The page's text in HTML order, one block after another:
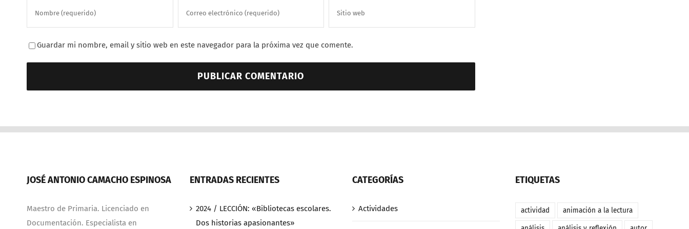
Guardar mi nombre, email y sitio web en este navegador para la próxima vez que comente.
JOSÉ ANTONIO CAMACHO ESPINOSA
Maestro de Primaria. Licenciado en
Documentación. Especialista en
ENTRADAS RECIENTES
2024 / LECCIÓN: «Bibliotecas escolares.
Dos historias apasionantes»
CATEGORÍAS
Actividades
ETIQUETAS
actividad animación a la lectura